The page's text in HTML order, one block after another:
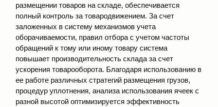
размещении товаров на складе, обеспечивается
полный контроль за товародвижением. За счет
заложенных в систему механизмов учета
оборачиваемости, правил отбора с учетом частоты
обращений к тому или иному товару система
повышает производительность склада за счет
ускорения товарооборота. Благодаря использованию в
ее работе различных стратегий размещения грузов,
процедур уплотнения, анализа использования ячеек с
разной высотой оптимизируется эффективность